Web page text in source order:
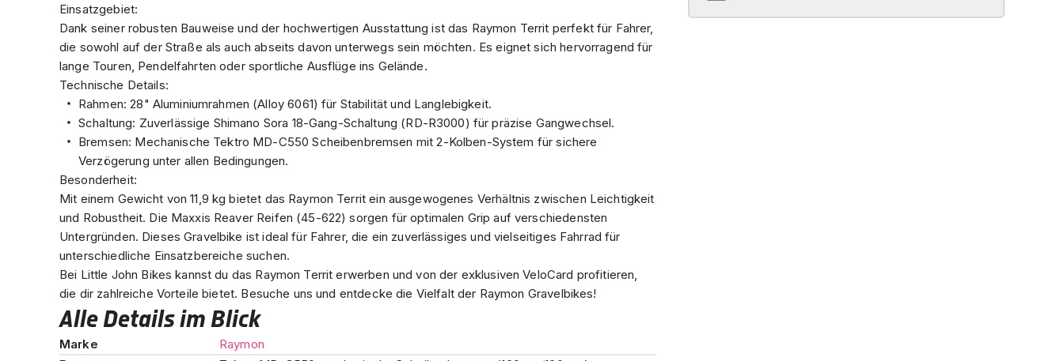
Einsatzgebiet:
Dank seiner robusten Bauweise und der hochwertigen Ausstattung ist das Raymon Territ perfekt für Fahrer,
die sowohl auf der Straße als auch abseits davon unterwegs sein möchten. Es eignet sich hervorragend für
lange Touren, Pendelfahrten oder sportliche Ausflüge ins Gelände.
Technische Details:
Rahmen: 28" Aluminiumrahmen (Alloy 6061) für Stabilität und Langlebigkeit.
Schaltung: Zuverlässige Shimano Sora 18-Gang-Schaltung (RD-R3000) für präzise Gangwechsel.
Bremsen: Mechanische Tektro MD-C550 Scheibenbremsen mit 2-Kolben-System für sichere
Verzögerung unter allen Bedingungen.
Besonderheit:
Mit einem Gewicht von 11,9 kg bietet das Raymon Territ ein ausgewogenes Verhältnis zwischen Leichtigkeit
und Robustheit. Die Maxxis Reaver Reifen (45-622) sorgen für optimalen Grip auf verschiedensten
Untergründen. Dieses Gravelbike ist ideal für Fahrer, die ein zuverlässiges und vielseitiges Fahrrad für
unterschiedliche Einsatzbereiche suchen.
Bei Little John Bikes kannst du das Raymon Territ erwerben und von der exklusiven VeloCard profitieren,
die dir zahlreiche Vorteile bietet. Besuche uns und entdecke die Vielfalt der Raymon Gravelbikes!
Alle Details im Blick
Marke
Raymon